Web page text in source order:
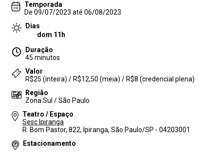
Temporada
De 09/07/2023 até 06/08/2023
Dias
dom 11h
Duração
45 minutos
Valor
R$25 (inteira) / R$12,50 (meia) / R$8 (credencial plena)
Região
Zona Sul / São Paulo
Teatro / Espaço
Sesc Ipiranga
R. Bom Pastor, 822, Ipiranga, São Paulo/SP - 04203001
Estacionamento